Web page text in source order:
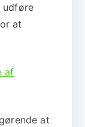
udføre
at
af
at